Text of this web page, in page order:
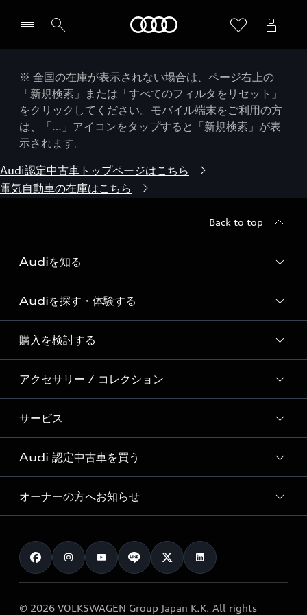
※ 全国の在庫が表示されない場合は、ページ右上の
「新規検索」または「すべてのフィルタをリセット」
をクリックしてください。モバイル端末をご利用の方
は、「…」アイコンをタップすると「新規検索」が表
示されます。
Audi認定中古車トップページはこちら
電気自動車の在庫はこちら
Back to top
Audiを知る
Audi ブランド
Story of Progress
Audi Sport
Formula 1®
デジタルサービス
Audiを探す・体験する
ディーラー検索
新車在庫検索
試乗車・展示車検索
見積り依頼
試乗予約
購入を検討する
モデル一覧
特別仕様モデル / 限定モデル
e-tronラインアップ
価格シミュレーション
車両比較
カタログ一覧
アクセサリー / コレクション
純正アクセサリー
オンラインショップ
Audi collection
アウディナビアプリ
サービス
サービス入庫予約
サービスプログラム
メンテナンス
車検 / 定期点検
e-tronアフターサポート
Audi 認定中古車を買う
Audi認定中古車
クオリティ
保証
メンテナンス
オーナーの方へお知らせ
お知らせ
オーナー様向けキャンペーン
© 2026 VOLKSWAGEN Group Japan K.K. All rights